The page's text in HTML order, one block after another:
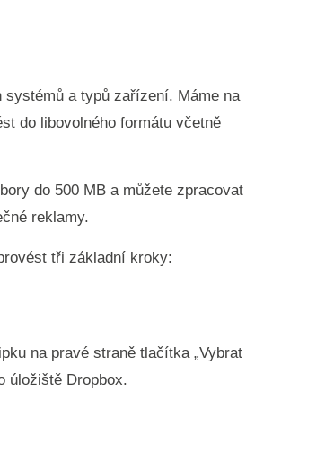
a typů zařízení. Máme na
do libovolného formátu včetně
do 500 MB a můžete zpracovat
reklamy.
tři základní kroky:
na pravé straně tlačítka „Vybrat
úložiště Dropbox.